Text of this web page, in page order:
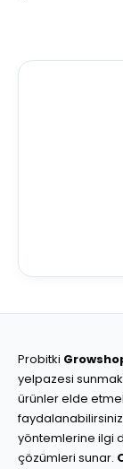
Probitki
yelpazesi
ürünler elde
yöntemlerine ilgi
çözümleri sunar.